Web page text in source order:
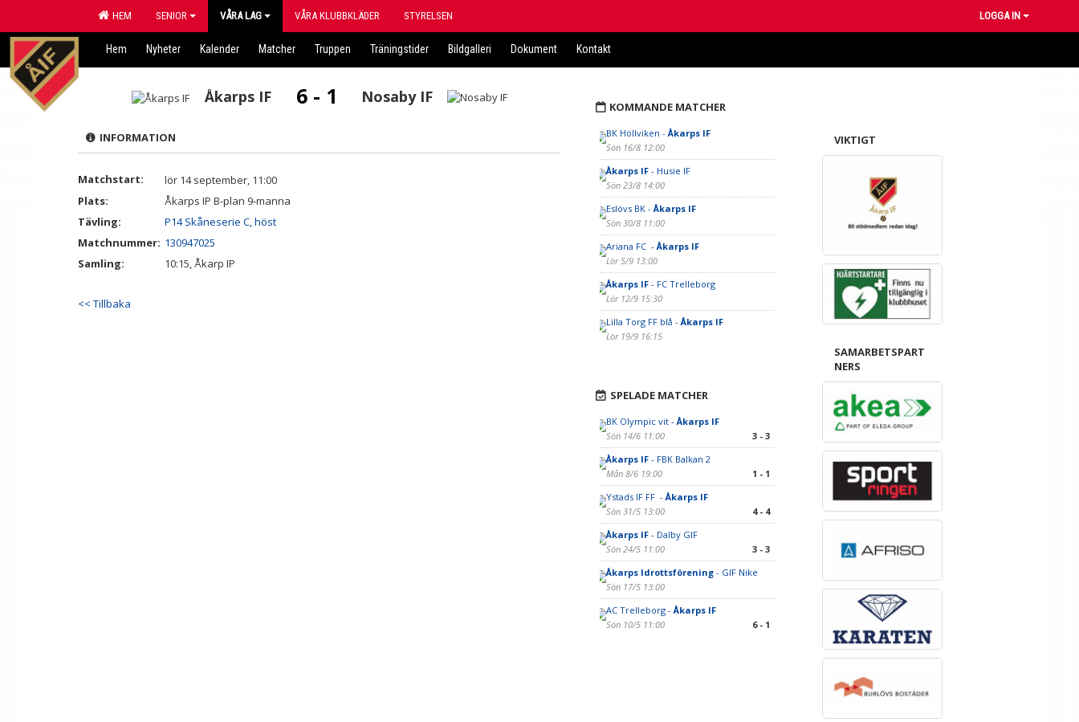
HEM SENIOR VÅRA LAG VÅRA KLUBBKLÄDER STYRELSEN LOGGA IN
Hem Nyheter Kalender Matcher Truppen Träningstider Bildgalleri Dokument Kontakt
Åkarps IF 6 - 1 Nosaby IF
INFORMATION
Matchstart:
lör 14 september, 11:00
Plats:
Åkarps IP B-plan 9-manna
Tävling:
P14 Skåneserie C, höst
Matchnummer: 130947025
Samling:
10:15, Åkarp IP
<< Tillbaka
KOMMANDE MATCHER
BK Höllviken -Åkarps IF
Sön 16/8 12:00
Åkarps IF- Husie IF
Sön 23/8 14:00
Eslövs BK -Åkarps IF
Sön 30/8 11:00
Ariana FC -Åkarps IF
Lör 5/9 13:00
Åkarps IF- FC Trelleborg
Lör 12/9 15:30
Lilla Torg FF blå -Åkarps IF
Lör 19/9 16:15
SPELADE MATCHER
BK Olympic vit -Åkarps IF
Sön 14/6 11:00
3 - 3
Åkarps IF- FBK Balkan 2
Mån 8/6 19:00
1 - 1
Ystads IF FF -Åkarps IF
Sön 31/5 13:00
4 - 4
Åkarps IF- Dalby GIF
Sön 24/5 11:00
3 - 3
Åkarps Idrottsförening- GIF Nike
Sön 17/5 13:00
AC Trelleborg -Åkarps IF
Sön 10/5 11:00
6 - 1
VIKTIGT
SAMARBETSPART
NERS